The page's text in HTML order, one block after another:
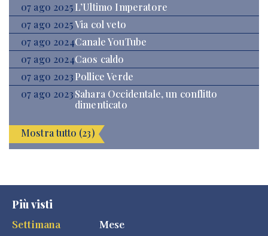
07 ago 2025 L’Ultimo Imperatore
07 ago 2025Via col veto
07 ago 2024Canale YouTube
07 ago 2024Caos caldo
07 ago 2023Pollice Verde
07 ago 2023Sahara Occidentale, un conflitto
dimenticato
Mostra tutto (23)
Più visti
Settimana
Mese